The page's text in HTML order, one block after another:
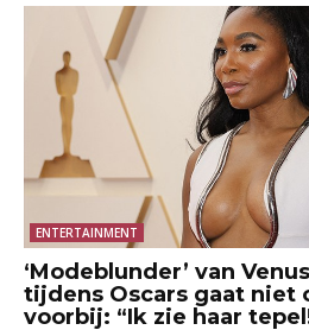
ENTERTAINMENT
‘Modeblunder’ van
tijdens Oscars gaat niet
voorbij: “Ik zie haar